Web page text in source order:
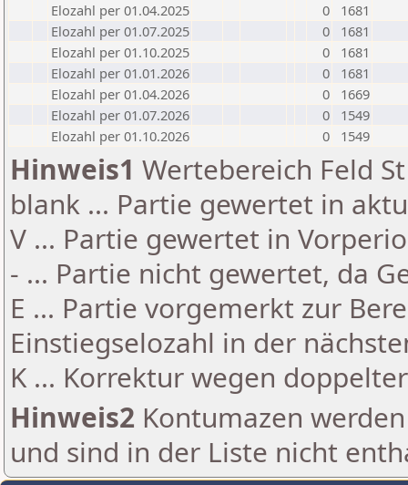
Elozahl per 01.04.2025
0
1681
Elozahl per 01.07.2025
0
1681
Elozahl per 01.10.2025
0
1681
Elozahl per 01.01.2026
0
1681
Elozahl per 01.04.2026
0
1669
Elozahl per 01.07.2026
0
1549
Elozahl per 01.10.2026
0 1549
Hinweis1 Wertebereich Feld
blank ... Partie gewertet in
V ... Partie gewertet in
- ... Partie nicht gewertet, da
E ... Partie vorgemerkt zur
Einstiegselozahl in der
K ... Korrektur wegen
Hinweis2 Kontumazen
und sind in der Liste nicht